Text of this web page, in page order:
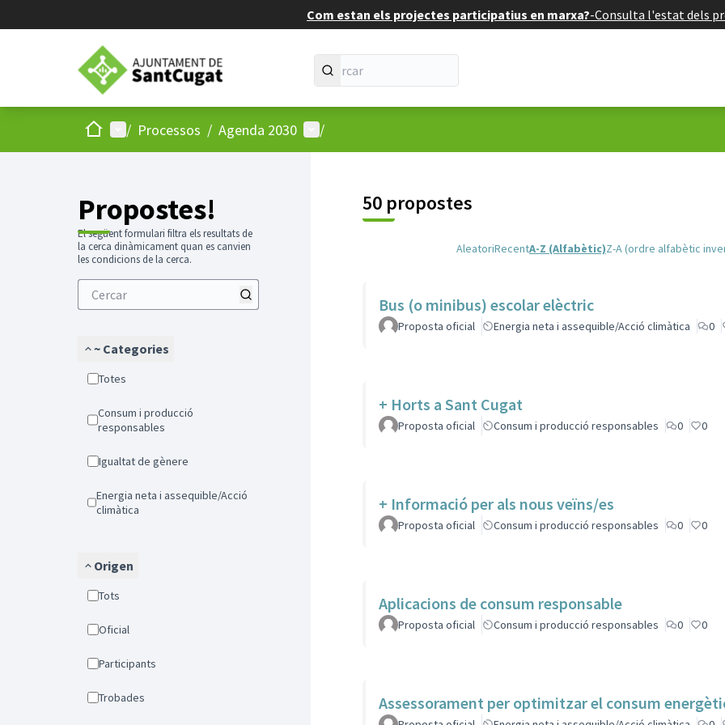
Com estan els projectes participatius en marxa?-Consulta l'estat dels
Inici Menú principal
/ Processos / Agenda 2030 Menú d'usuari
/
Propostes!
El següent formulari filtra els resultats de
la cerca dinàmicament quan es canvien
les condicions de la cerca.
~ Categories
Totes
Consum i producció
responsables
Igualtat de gènere
Energia neta i assequible/Acció
climàtica
Origen
Tots
Oficial
Participants
Trobades
50 propostes
AleatoriRecentA-Z (Alfabètic)Z-A (ordre alfabètic
Bus (o minibus) escolar elèctric
Proposta oficial Energia neta i assequible/Acció climàtica 0
+ Horts a Sant Cugat
Proposta oficial Consum i producció responsables 0 0
+ Informació per als nous veïns/es
Proposta oficial Consum i producció responsables 0 0
Aplicacions de consum responsable
Proposta oficial Consum i producció responsables 0 0
Assessorament per optimitzar el consum